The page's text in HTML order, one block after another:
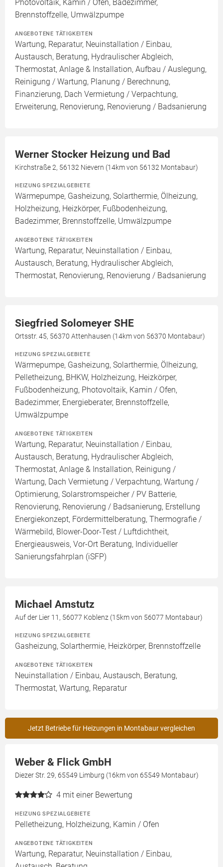
Photovoltaik, Kamin / Ofen, Badezimmer,
Brennstoffzelle, Umwälzpumpe
ANGEBOTENE TÄTIGKEITEN
Wartung, Reparatur, Neuinstallation / Einbau,
Austausch, Beratung, Hydraulischer Abgleich,
Thermostat, Anlage & Installation, Aufbau / Auslegung,
Reinigung / Wartung, Planung / Berechnung,
Finanzierung, Dach Vermietung / Verpachtung,
Erweiterung, Renovierung, Renovierung / Badsanierung
Werner Stocker Heizung und Bad
Kirchstraße 2, 56132 Nievern (14km von 56132 Montabaur)
HEIZUNG SPEZIALGEBIETE
Wärmepumpe, Gasheizung, Solarthermie, Ölheizung,
Holzheizung, Heizkörper, Fußbodenheizung,
Badezimmer, Brennstoffzelle, Umwälzpumpe
ANGEBOTENE TÄTIGKEITEN
Wartung, Reparatur, Neuinstallation / Einbau,
Austausch, Beratung, Hydraulischer Abgleich,
Thermostat, Renovierung, Renovierung / Badsanierung
Siegfried Solomeyer SHE
Ortsstr. 45, 56370 Attenhausen (14km von 56370 Montabaur)
HEIZUNG SPEZIALGEBIETE
Wärmepumpe, Gasheizung, Solarthermie, Ölheizung,
Pelletheizung, BHKW, Holzheizung, Heizkörper,
Fußbodenheizung, Photovoltaik, Kamin / Ofen,
Badezimmer, Energieberater, Brennstoffzelle,
Umwälzpumpe
ANGEBOTENE TÄTIGKEITEN
Wartung, Reparatur, Neuinstallation / Einbau,
Austausch, Beratung, Hydraulischer Abgleich,
Thermostat, Anlage & Installation, Reinigung /
Wartung, Dach Vermietung / Verpachtung, Wartung /
Optimierung, Solarstromspeicher / PV Batterie,
Renovierung, Renovierung / Badsanierung, Erstellung
Energiekonzept, Fördermittelberatung, Thermografie /
Wärmebild, Blower-Door-Test / Luftdichtheit,
Energieausweis, Vor-Ort Beratung, Individueller
Sanierungsfahrplan (iSFP)
Michael Amstutz
Auf der Lier 11, 56077 Koblenz (15km von 56077 Montabaur)
HEIZUNG SPEZIALGEBIETE
Gasheizung, Solarthermie, Heizkörper, Brennstoffzelle
ANGEBOTENE TÄTIGKEITEN
Neuinstallation / Einbau, Austausch, Beratung,
Thermostat, Wartung, Reparatur
Jetzt Betriebe für Heizungen in Montabaur vergleichen
Weber & Flick GmbH
Diezer Str. 29, 65549 Limburg (16km von 65549 Montabaur)
4 mit einer Bewertung
HEIZUNG SPEZIALGEBIETE
Pelletheizung, Holzheizung, Kamin / Ofen
ANGEBOTENE TÄTIGKEITEN
Wartung, Reparatur, Neuinstallation / Einbau,